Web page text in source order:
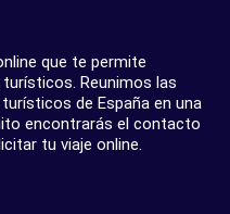
que te permite
Reunimos las
de España en una
encontrarás el contacto
tu viaje online.